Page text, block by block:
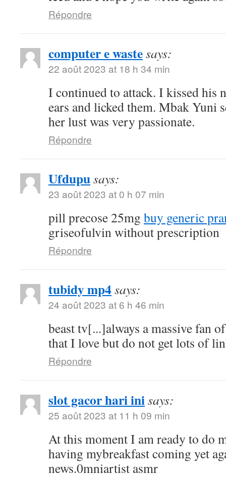
Répondre
computer e wastesays:
22 août 2023 at 18 h 34 min
I continued to attack. I kissed his
ears and licked them. Mbak Yuni
her lust was very passionate.
Répondre
Ufdupusays:
23 août 2023 at 0 h 07 min
pill precose 25mg buy generic
griseofulvin without prescription
Répondre
tubidy mp4says:
24 août 2023 at 6 h 46 min
beast tv[...]always a massive fan
that I love but do not get lots of
Répondre
slot gacor hari inisays:
25 août 2023 at 11 h 09 min
At this moment I am ready to do
having mybreakfast coming yet
news.0mniartist asmr